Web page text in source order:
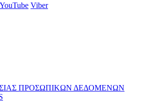
YouTube Viber
ΠΡΟΣΩΠΙΚΩΝ ΔΕΔΟΜΕΝΩΝ